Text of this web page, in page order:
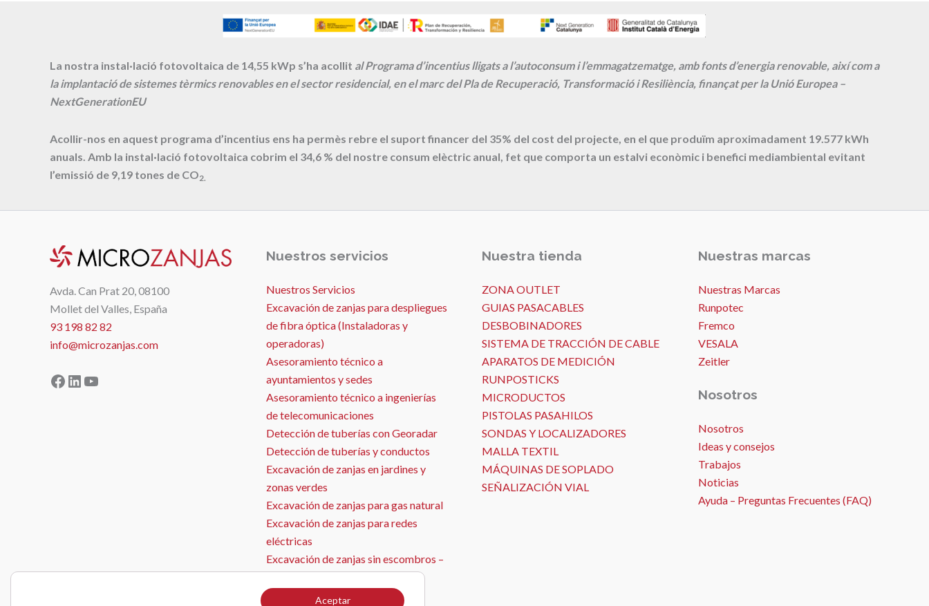
La nostra instal·lació fotovoltaica de 14,55 kWp s’ha acollit al Programa d’incentius lligats a l’autoconsum i l’emmagatzematge, amb fonts d’energia renovable, així com a
la implantació de sistemes tèrmics renovables en el sector residencial, en el marc del Pla de Recuperació, Transformació i Resiliència, finançat per la Unió Europea –
NextGenerationEU
Acollir-nos en aquest programa d’incentius ens ha permès rebre el suport financer del 35% del cost del projecte, en el que produïm aproximadament 19.577 kWh
anuals. Amb la instal·lació fotovoltaica cobrim el 34,6 % del nostre consum elèctric anual, fet que comporta un estalvi econòmic i benefici mediambiental evitant
l’emissió de 9,19 tones de CO2.
Avda. Can Prat 20, 08100
Mollet del Valles, España
93 198 82 82
info@microzanjas.com
Facebook
LinkedIn
YouTube
Nuestros servicios
Nuestros Servicios
Excavación de zanjas para despliegues
de fibra óptica (Instaladoras y
operadoras)
Asesoramiento técnico a
ayuntamientos y sedes
Asesoramiento técnico a ingenierías
de telecomunicaciones
Detección de tuberías con Georadar
Detección de tuberías y conductos
Excavación de zanjas en jardines y
zonas verdes
Excavación de zanjas para gas natural
Excavación de zanjas para redes
eléctricas
Excavación de zanjas sin escombros –
Instalación de sensores
Nuestra tienda
ZONA OUTLET
GUIAS PASACABLES
DESBOBINADORES
SISTEMA DE TRACCIÓN DE CABLE
APARATOS DE MEDICIÓN
RUNPOSTICKS
MICRODUCTOS
PISTOLAS PASAHILOS
SONDAS Y LOCALIZADORES
MALLA TEXTIL
MÁQUINAS DE SOPLADO
SEÑALIZACIÓN VIAL
Nuestras marcas
Nuestras Marcas
Runpotec
Fremco
VESALA
Zeitler
Nosotros
Nosotros
Ideas y consejos
Trabajos
Noticias
Ayuda – Preguntas Frecuentes (FAQ)
Aceptar